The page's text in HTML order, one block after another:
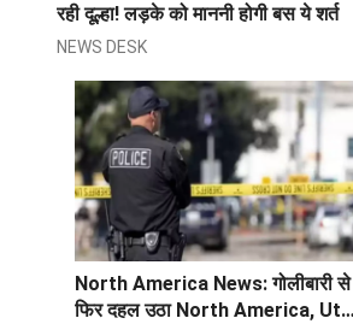
रही दूल्हा! लड़के को माननी होगी बस ये शर्त
NEWS DESK
North America News: गोलीबारी से
फिर दहल उठा North America, Uta